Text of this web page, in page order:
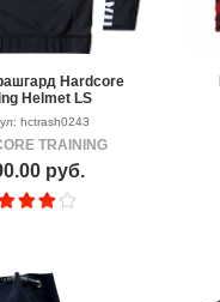
Hardcore
Helmet LS
hctrash0243
TRAINING
руб.